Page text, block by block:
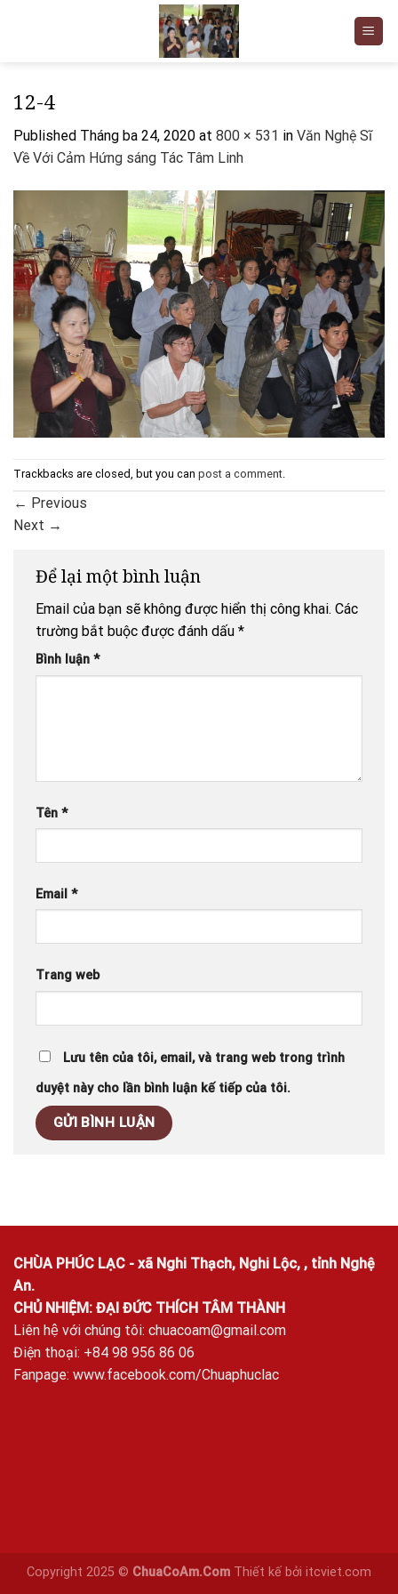
12-4
Published Tháng ba 24, 2020 at 800 × 531 in Văn Nghệ Sĩ
Về Với Cảm Hứng sáng Tác Tâm Linh
Trackbacks are closed, but you can post a comment.
← Previous
Next →
Để lại một bình luận
Email của bạn sẽ không được hiển thị công khai. Các
trường bắt buộc được đánh dấu *
Bình luận *
Tên *
Email *
Trang web
Lưu tên của tôi, email, và trang web trong trình
duyệt này cho lần bình luận kế tiếp của tôi.
CHÙA PHÚC LẠC - xã Nghi Thạch, Nghi Lộc, , tỉnh Nghệ
An.
CHỦ NHIỆM: ĐẠI ĐỨC THÍCH TÂM THÀNH
Liên hệ với chúng tôi: chuacoam@gmail.com
Điện thoại: +84 98 956 86 06
Fanpage: www.facebook.com/Chuaphuclac
Copyright 2025 © ChuaCoAm.Com Thiết kế bởi itcviet.com